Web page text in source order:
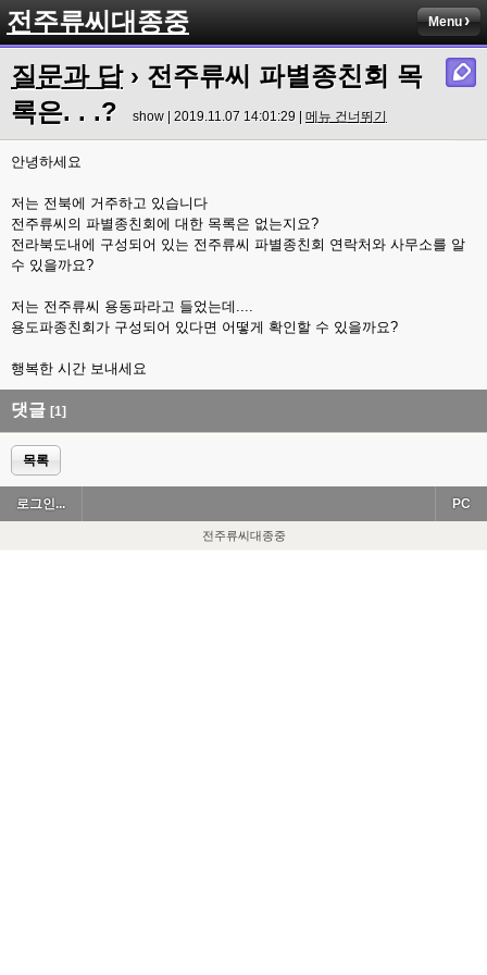
전주류씨대종중 Menu
질문과 답› 전주류씨 파별종친회 목
록은. . .?
show | 2019.11.07 14:01:29 | 메뉴 건너뛰기
안녕하세요
저는 전북에 거주하고 있습니다
전주류씨의 파별종친회에 대한 목록은 없는지요?
전라북도내에 구성되어 있는 전주류씨 파별종친회 연락처와 사무소를 알
수 있을까요?
저는 전주류씨 용동파라고 들었는데....
용도파종친회가 구성되어 있다면 어떻게 확인할 수 있을까요?
행복한 시간 보내세요
댓글 [1]
목록
로그인... PC
전주류씨대종중